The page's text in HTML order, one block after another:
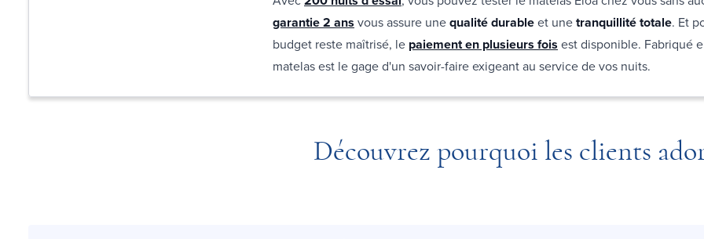
garantie 2 ans vous assure unequalité durableet unetranquillité totale. Et
budget reste maîtrisé, le paiement en plusieurs fois est disponible. Fabriqué
matelas est le gage d'un savoir-faire exigeant au service de vos nuits.
Découvrez pourquoi les clients